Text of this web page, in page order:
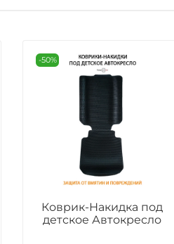
-50%
Коврик-Накидка под
детское Автокресло